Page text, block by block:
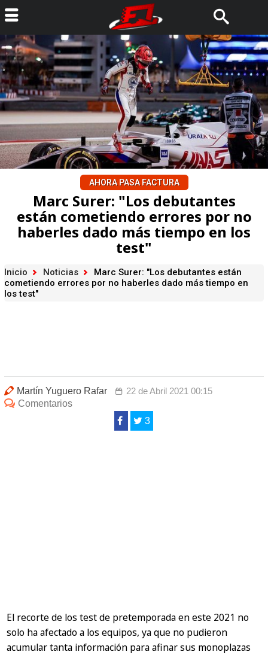
AHORA PASA FACTURA
Marc Surer: "Los debutantes
están cometiendo errores por no
haberles dado más tiempo en los
test"
Inicio Noticias
Marc Surer: "Los debutantes están
cometiendo errores por no haberles dado más tiempo en
los test"
Martín Yuguero Rafar
22 de Abril 2021 00:15
Comentarios
3
El recorte de los test de pretemporada en este 2021 no
solo ha afectado a los equipos, ya que no pudieron
acumular tanta información para afinar sus monoplazas